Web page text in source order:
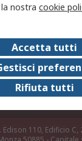
ESG
RS
Edison 110, Edificio
nostra cookie
Accetta tutti
Rifiuta tutti